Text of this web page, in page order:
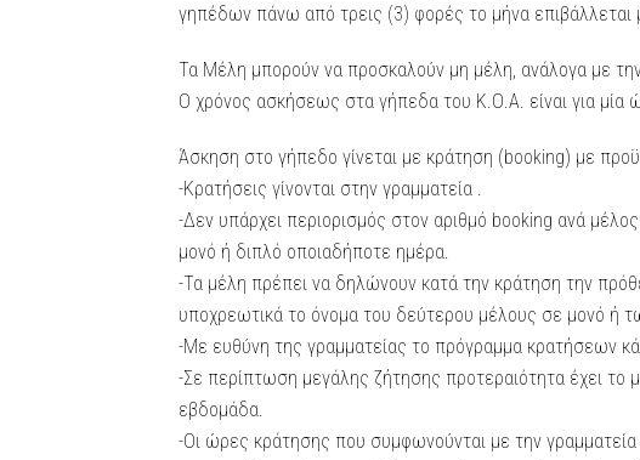
γηπέδων πάνω από τρεις (3) φορές το μήνα επιβάλλεται
Τα Μέλη μπορούν να προσκαλούν μη μέλη, ανάλογα με
Ο χρόνος ασκήσεως στα γήπεδα του Κ.Ο.Α. είναι για μία
Άσκηση στο γήπεδο γίνεται με κράτηση (booking) με
-Κρατήσεις γίνονται στην γραμματεία .
-Δεν υπάρχει περιορισμός στον αριθμό booking ανά
μονό ή διπλό οποιαδήποτε ημέρα.
-Τα μέλη πρέπει να δηλώνουν κατά την κράτηση την
υποχρεωτικά το όνομα του δεύτερου μέλους σε μονό ή
-Με ευθύνη της γραμματείας το πρόγραμμα κρατήσεων
-Σε περίπτωση μεγάλης ζήτησης προτεραιότητα έχει το
εβδομάδα.
-Οι ώρες κράτησης που συμφωνούνται με την